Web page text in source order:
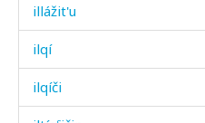
illážit'u
ilqí
ilqíči